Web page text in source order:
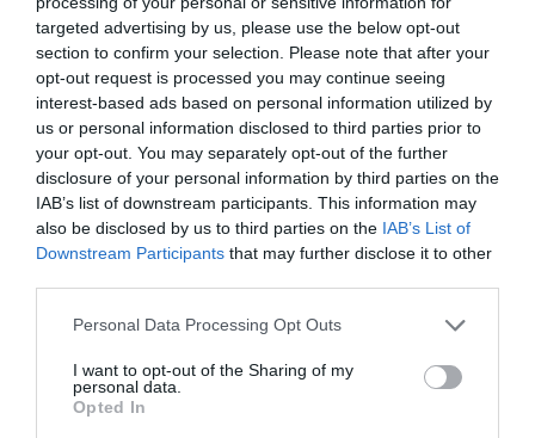
targeted advertising by us, please use the below opt-out
section to confirm your selection. Please note that after your
opt-out request is processed you may continue seeing
interest-based ads based on personal information utilized by
us or personal information disclosed to third parties prior to
your opt-out. You may separately opt-out of the further
disclosure of your personal information by third parties on the
IAB’s list of downstream participants. This information may
also be disclosed by us to third parties on the IAB’s List of
Downstream Participants that may further disclose it to other
Personal Data Processing Opt Outs
I want to opt-out of the Sharing of my
personal data.
Opted In
ECONOMÍA
Seamos más responsables: no siempre el
banco tiene la culpa
Eulogio López 08/08/26 06:00
La bomba de Hiroshima no perseguía a
Occidente, la de Nagasaki sí: era la ciudad
católica del Japón
Eulogio López 08/08/26 06:00
Marcelo Gullo: “El trabajo de desmitificar la
historia, de poner la verdadera, de
desmontar la falsificación, es un trabajo
cristiano"